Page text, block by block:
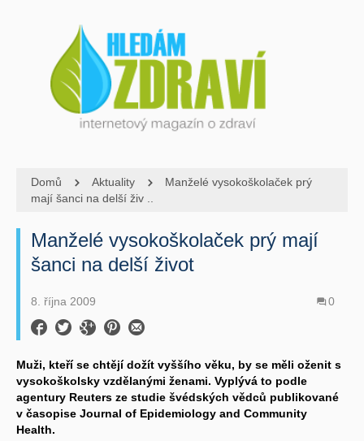
Domů Aktuality
Manželé vysokoškolaček prý
mají šanci na delší živ ..
Manželé vysokoškolaček prý mají
šanci na delší život
8. října 2009 0
Muži, kteří se chtějí dožít vyššího věku, by se měli oženit s
vysokoškolsky vzdělanými ženami. Vyplývá to podle
agentury Reuters ze studie švédských vědců publikované
v časopise Journal of Epidemiology and Community
Health.